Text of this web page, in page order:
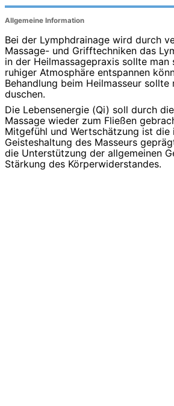
Allgemeine Information
Bei der Lymphdrainage wird durch
Massage- und Grifftechniken das
in der Heilmassagepraxis sollte man
ruhiger Atmosphäre entspannen
Behandlung beim Heilmasseur sollte
duschen.
Die Lebensenergie (Qi) soll durch
Massage wieder zum Fließen
Mitgefühl und Wertschätzung ist die
Geisteshaltung des Masseurs
die Unterstützung der allgemeinen
Stärkung des Körperwiderstandes.